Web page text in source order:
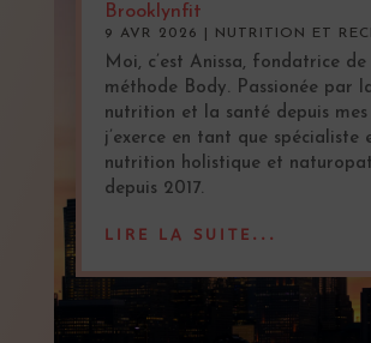
Brooklynfit
9 AVR 2026 NUTRITION ET
Moi, c’est Anissa, fondatrice de
méthode Body. Passionée par
nutrition et la santé depuis mes
j’exerce en tant que spécialiste
nutrition holistique et
depuis 2017.
LIRE LA SUITE...